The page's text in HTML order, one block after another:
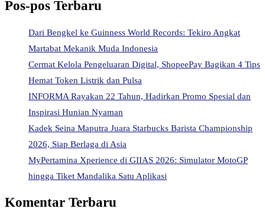
Pos-pos Terbaru
Dari Bengkel ke Guinness World Records: Tekiro Angkat
Martabat Mekanik Muda Indonesia
Cermat Kelola Pengeluaran Digital, ShopeePay Bagikan 4 Tips
Hemat Token Listrik dan Pulsa
INFORMA Rayakan 22 Tahun, Hadirkan Promo Spesial dan
Inspirasi Hunian Nyaman
Kadek Seina Maputra Juara Starbucks Barista Championship
2026, Siap Berlaga di Asia
MyPertamina Xperience di GIIAS 2026: Simulator MotoGP
hingga Tiket Mandalika Satu Aplikasi
Komentar Terbaru